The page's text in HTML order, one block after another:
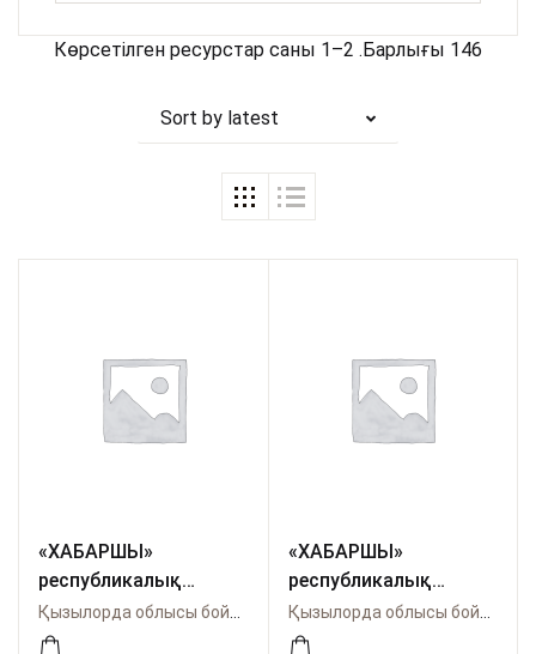
Көрсетілген ресурстар саны 1–2 .Барлығы 146
Sort by latest
«ХАБАРШЫ»
республикалық
ғылыми-әдістемелік
журналы. №2 (88)
«ХАБАРШЫ»
республикалық
ғылыми-әдістемелік
журналы. №2 (88)